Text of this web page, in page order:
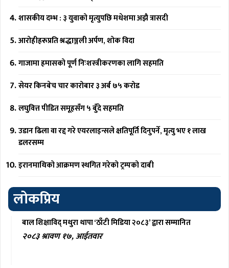
शासकीय दम्भ : ३ युवाको मृत्युपछि मधेशमा अझै त्रासदी
आरोहीहरूप्रति श्रद्धाञ्जली अर्पण, शोक विदा
गाजामा हमासको पूर्ण निःशस्त्रीकरणका लागि सहमति
सेयर किनबेच चार कारोबार ३ अर्ब ७५ करोड
लघुवित्त पीडित समूहसँग ५ बुँदे सहमति
उडान ढिला वा रद्द गरे एयरलाइन्सले क्षतिपूर्ति दिनुपर्ने, मृत्यु भए १ लाख
डलरसम्म
इरानमाथिको आक्रमण स्थगित गरेको ट्रम्पको दाबी
लोकप्रिय
बाल शिक्षाविद् मथुरा थापा ‘ठाँटी मिडिया २०८३’ द्वारा सम्मानित
२०८३ श्रावण १७, आईतवार